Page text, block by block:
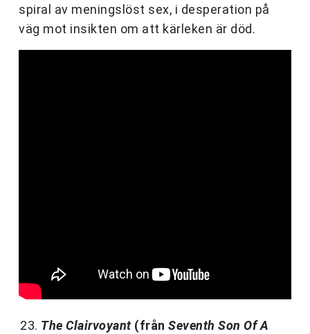
spiral av meningslöst sex, i desperation på
väg mot insikten om att kärleken är död.
The Clairvoyant (från Seventh Son Of A